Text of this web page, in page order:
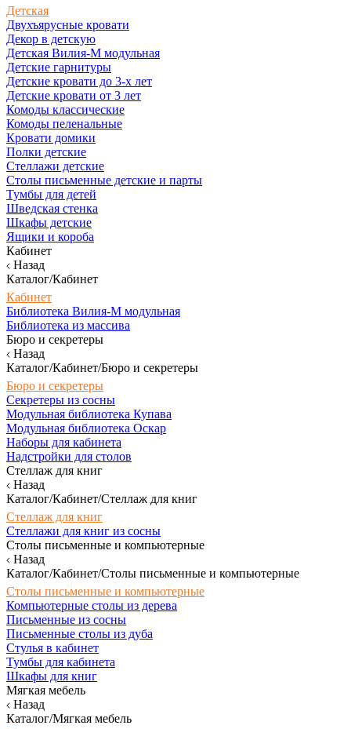
Детская
Двухъярусные кровати
Декор в детскую
Детская Вилия-М модульная
Детские гарнитуры
Детские кровати до 3-х лет
Детские кровати от 3 лет
Комоды классические
Комоды пеленальные
Кровати домики
Полки детские
Стеллажи детские
Столы письменные детские и парты
Тумбы для детей
Шведская стенка
Шкафы детские
Ящики и короба
Кабинет
Назад
Каталог/Кабинет
Кабинет
Библиотека Вилия-М модульная
Библиотека из массива
Бюро и секретеры
Назад
Каталог/Кабинет/Бюро и секретеры
Бюро и секретеры
Секретеры из сосны
Модульная библиотека Купава
Модульная библиотека Оскар
Наборы для кабинета
Надстройки для столов
Стеллаж для книг
Назад
Каталог/Кабинет/Стеллаж для книг
Стеллаж для книг
Стеллажи для книг из сосны
Столы письменные и компьютерные
Назад
Каталог/Кабинет/Столы письменные и компьютерные
Столы письменные и компьютерные
Компьютерные столы из дерева
Письменные из сосны
Письменные столы из дуба
Стулья в кабинет
Тумбы для кабинета
Шкафы для книг
Мягкая мебель
Назад
Каталог/Мягкая мебель